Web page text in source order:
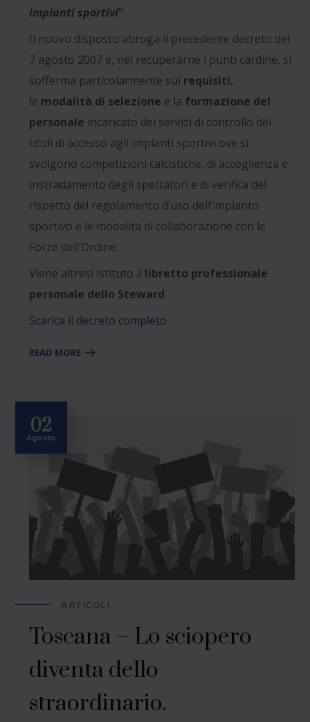
impianti sportivi“.
Il nuovo disposto abroga il precedente decreto del
7 agosto 2007 e, nel recuperarne i punti cardine, si
sofferma particolarmente sui requisiti,
le modalità di selezione e la formazione del
personale incaricato dei servizi di controllo dei
titoli di accesso agli impianti sportivi ove si
svolgono competizioni calcistiche, di accoglienza e
instradamento degli spettatori e di verifica del
rispetto del regolamento d’uso dell’impianto
sportivo e le modalità di collaborazione con le
Forze dell’Ordine.
Viene altresì istituto il libretto professionale
personale dello Steward.
Scarica il decreto completo
READ MORE
02
Agosto
ARTICOLI
Toscana – Lo sciopero
diventa dello
straordinario.